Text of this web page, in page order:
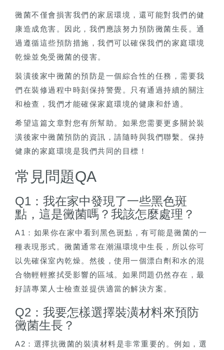
黴菌不僅會損害我們的家居環境，還可能對我們的健
康造成危害。因此，我們應該努力預防黴菌生長。通
過遵循這些預防措施，我們可以確保我們的家庭環境
乾燥並免受黴菌的侵害。
裝潢後家中黴菌的預防是一個綜合性的任務，需要我
們在裝修過程中時刻保持警覺。只有通過持續的關注
和檢查，我們才能確保家庭環境的健康和舒適。
希望這篇文章對您有所幫助。如果您需要更多關於裝
潢後家中黴菌預防的資訊，請隨時與我們聯繫。保持
健康的家庭環境是我們共同的目標！
常見問題QA
Q1：我在家中發現了一些黑色斑
點，這是黴菌嗎？我該怎麼處理？
A1：如果你在家中看到黑色斑點，有可能是黴菌的一
種表現形式。黴菌通常在潮濕環境中生長，所以你可
以先確保室內乾燥。然後，使用一個漂白劑和水的混
合物輕輕擦拭受影響的區域。如果問題仍然存在，最
好請專業人士檢查並提供適當的解決方案。
Q2：我要怎樣選擇裝潢材料來預防
黴菌生長？
A2：選擇抗黴菌的裝潢材料是非常重要的。例如，選